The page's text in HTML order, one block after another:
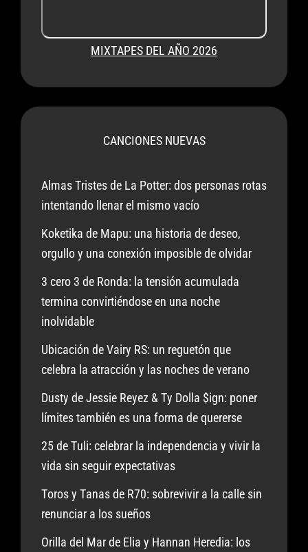
MIXTAPES DEL AÑO 2026
CANCIONES NUEVAS
Almas Tristes de La Potter: dos personas rotas
intentando llenar el mismo vacío
Koketika de Mapu: una historia de deseo,
orgullo y una conexión imposible de olvidar
3 cero 3 de Ronda: la tensión acumulada
termina convirtiéndose en una noche
inolvidable
Ubicación de Vairy RS: un reguetón que
celebra la atracción y las noches de verano
Dusty de Jessie Reyez & Ty Dolla $ign: poner
límites también es una forma de quererse
25 de Tuli: celebrar la independencia y vivir la
vida sin seguir expectativas
Toros y Tanas de R70: sobrevivir a la calle sin
renunciar a los sueños
Orilla del Mar de Elia y Hannan Heredia: los